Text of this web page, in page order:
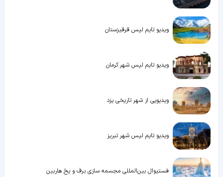
ویدیو تایم لپس قرقیزستان
ویدیو تایم لپس شهر کرمان
ویدیویی از شهر تاریخی یزد
ویدیو تایم لپس شهر تبریز
فستیوال بین‌المللی مجسمه سازی برف و یخ هاربین